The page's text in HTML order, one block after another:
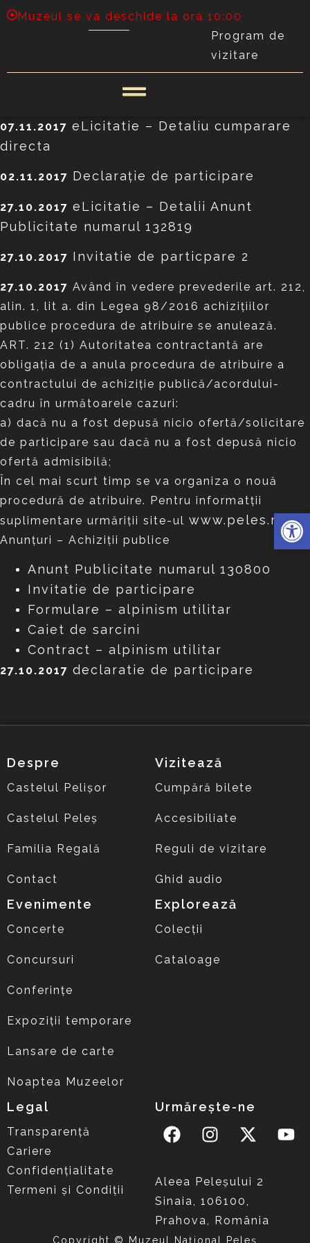
Muzeul se va deschide la ora 10:00
Program de
vizitare
07.11.2017 eLicitatie – Detaliu cumparare
directa
02.11.2017 Declaraţie de participare
27.10.2017 eLicitatie – Detalii Anunt
Publicitate numarul 132819
27.10.2017 Invitatie de particpare 2
27.10.2017 Având în vedere prevederile art. 212,
alin. 1, lit a. din Legea 98/2016 achizițiilor
publice procedura de atribuire se anulează.
ART. 212 (1) Autoritatea contractantă are
obligaţia de a anula procedura de atribuire a
contractului de achiziţie publică/acordului-
cadru în următoarele cazuri:
a) dacă nu a fost depusă nicio ofertă/solicitare
de participare sau dacă nu a fost depusă nicio
ofertă admisibilă;
În cel mai scurt timp se va organiza o nouă
procedură de atribuire. Pentru informatții
suplimentare urmăriții site-ul www.peles.ro–
Anunțuri – Achiziții publice
Anunt Publicitate numarul 130800
Invitatie de participare
Formulare – alpinism utilitar
Caiet de sarcini
Contract – alpinism utilitar
27.10.2017 declaratie de participare
Despre
Castelul Pelișor
Castelul Peleș
Familia Regală
Contact
Vizitează
Cumpără bilete
Accesibiliate
Reguli de vizitare
Ghid audio
Evenimente
Concerte
Concursuri
Conferințe
Expoziții temporare
Lansare de carte
Noaptea Muzeelor
Explorează
Colecții
Cataloage
Legal
Transparență
Cariere
Confidențialitate
Termeni și Condiții
Urmărește-ne
Aleea Peleşului 2
Sinaia, 106100,
Prahova, România
Copyright © Muzeul Național Peleș